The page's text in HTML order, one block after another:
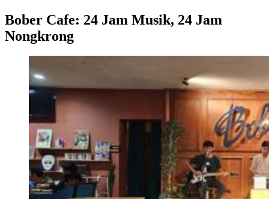
Bober Cafe: 24 Jam Musik, 24 Jam
Nongkrong